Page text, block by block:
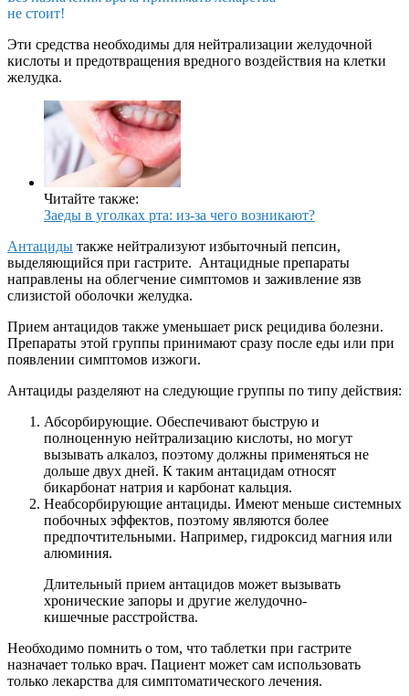
не стоит!
Эти средства необходимы для нейтрализации желудочной
кислоты и предотвращения вредного воздействия на клетки
желудка.
Читайте также:
Заеды в уголках рта: из-за чего возникают?
Антациды также нейтрализуют избыточный пепсин,
выделяющийся при гастрите. Антацидные препараты
направлены на облегчение симптомов и заживление язв
слизистой оболочки желудка.
Прием антацидов также уменьшает риск рецидива болезни.
Препараты этой группы принимают сразу после еды или при
появлении симптомов изжоги.
Антациды разделяют на следующие группы по типу действия:
Абсорбирующие. Обеспечивают быструю и
полноценную нейтрализацию кислоты, но могут
вызывать алкалоз, поэтому должны применяться не
дольше двух дней. К таким антацидам относят
бикарбонат натрия и карбонат кальция.
Неабсорбирующие антациды. Имеют меньше системных
побочных эффектов, поэтому являются более
предпочтительными. Например, гидроксид магния или
алюминия.
Длительный прием антацидов может вызывать
хронические запоры и другие желудочно-
кишечные расстройства.
Необходимо помнить о том, что таблетки при гастрите
назначает только врач. Пациент может сам использовать
только лекарства для симптоматического лечения.